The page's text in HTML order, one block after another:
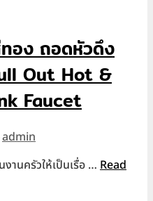
อง ถอดหัวดึง
Out Hot &
Faucet
admin
านครัวให้เป็นเรื่อ … Read